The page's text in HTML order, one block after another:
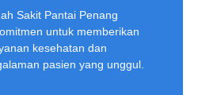
Sakit Pantai Penang
untuk memberikan
kesehatan dan
pasien yang unggul.